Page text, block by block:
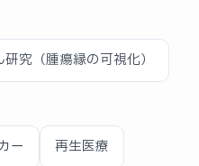
研究（腫瘍縁の可視化）
ー 再生医療